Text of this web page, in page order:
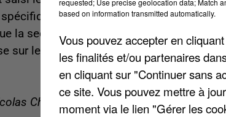
aux agents qui ont travaillé le
la secrétaire générale du syndicat n’était
sur le fond.
Chacun
requested; Use precise geolocation data; Match
based on information transmitted automatically.
Vous pouvez accepter en
les finalités et/ou partenaires
en cliquant sur "Continuer sans
ce site. Vous pouvez mettre à
moment via le lien "Gérer les